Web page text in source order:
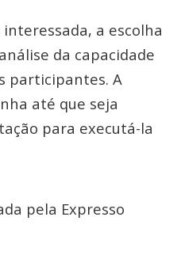
a escolha
da capacidade
participantes. A
até que seja
para executá-la
pela Expresso